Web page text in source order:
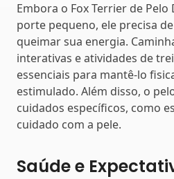
Embora o Fox Terrier de
porte pequeno, ele precisa
queimar sua energia.
interativas e atividades de
essenciais para mantê-lo
estimulado. Além disso, o
cuidados específicos, como
cuidado com a pele.
Saúde e